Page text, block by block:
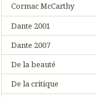
Cormac McCarthy
Dante 2001
Dante 2007
De la beauté
De la critique